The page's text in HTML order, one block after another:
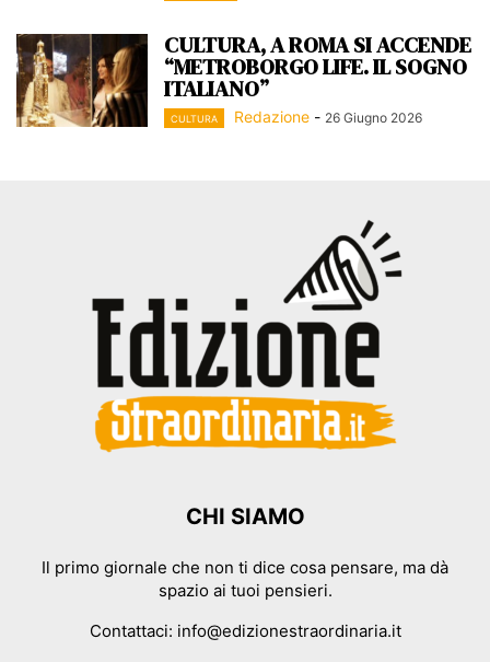
CULTURA, A ROMA SI ACCENDE
“METROBORGO LIFE. IL SOGNO
ITALIANO”
CULTURA Redazione - 26 Giugno 2026
CHI SIAMO
Il primo giornale che non ti dice cosa pensare, ma dà
spazio ai tuoi pensieri.
Contattaci: info@edizionestraordinaria.it